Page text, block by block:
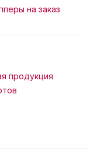
на заказ
продукция